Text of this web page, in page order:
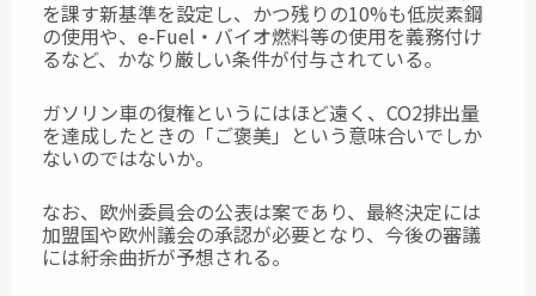
を課す新基準を設定し、かつ残りの10%も低炭素鋼
の使用や、e-Fuel・バイオ燃料等の使用を義務付け
るなど、かなり厳しい条件が付与されている。
ガソリン車の復権というにはほど遠く、CO2排出量
を達成したときの「ご褒美」という意味合いでしか
ないのではないか。
なお、欧州委員会の公表は案であり、最終決定には
加盟国や欧州議会の承認が必要となり、今後の審議
には紆余曲折が予想される。